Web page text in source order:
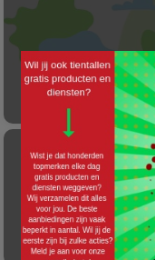
Laat éénmalig
Gratis Princess
100